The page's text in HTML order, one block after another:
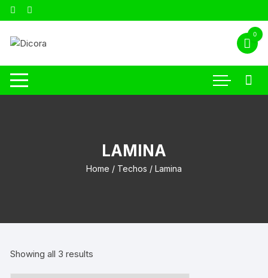
0
LAMINA
Home / Techos / Lamina
Showing all 3 results